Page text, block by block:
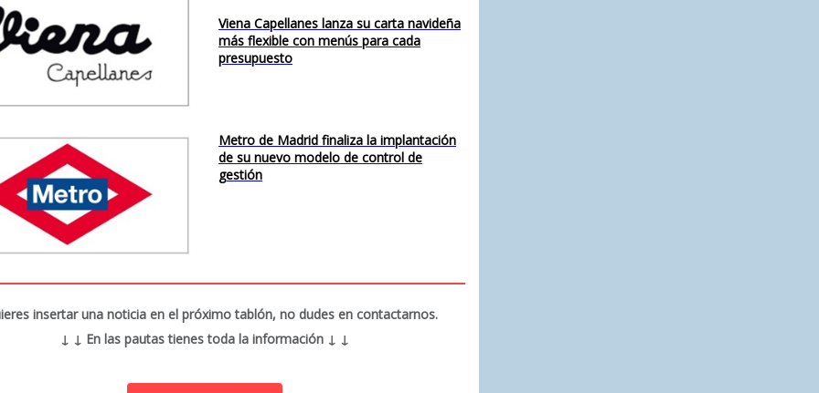
Viena Capellanes lanza su carta navideña
más flexible con menús para cada
presupuesto
Metro de Madrid finaliza la implantación
de su nuevo modelo de control de
gestión
insertar una noticia en el próximo tablón, no dudes en contactarnos.
↓ ↓ En las pautas tienes toda la información ↓ ↓